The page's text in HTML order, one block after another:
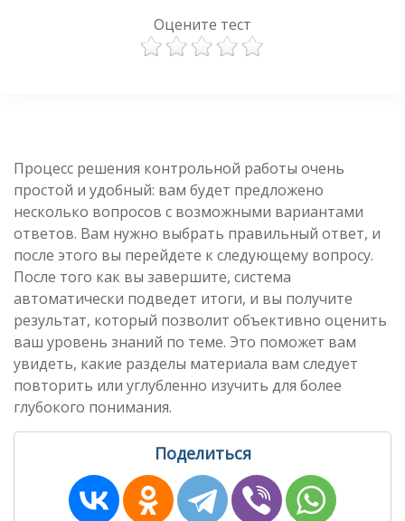
Оцените тест
Процесс решения контрольной работы очень
простой и удобный: вам будет предложено
несколько вопросов с возможными вариантами
ответов. Вам нужно выбрать правильный ответ, и
после этого вы перейдете к следующему вопросу.
После того как вы завершите, система
автоматически подведет итоги, и вы получите
результат, который позволит объективно оценить
ваш уровень знаний по теме. Это поможет вам
увидеть, какие разделы материала вам следует
повторить или углубленно изучить для более
глубокого понимания.
Поделиться